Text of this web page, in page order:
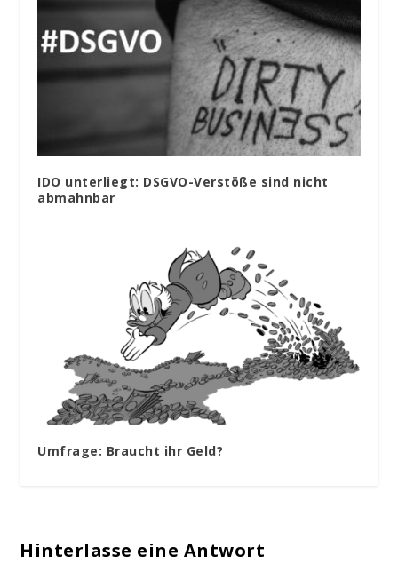
IDO unterliegt: DSGVO-Verstöße sind nicht
abmahnbar
Umfrage: Braucht ihr Geld?
Hinterlasse eine Antwort